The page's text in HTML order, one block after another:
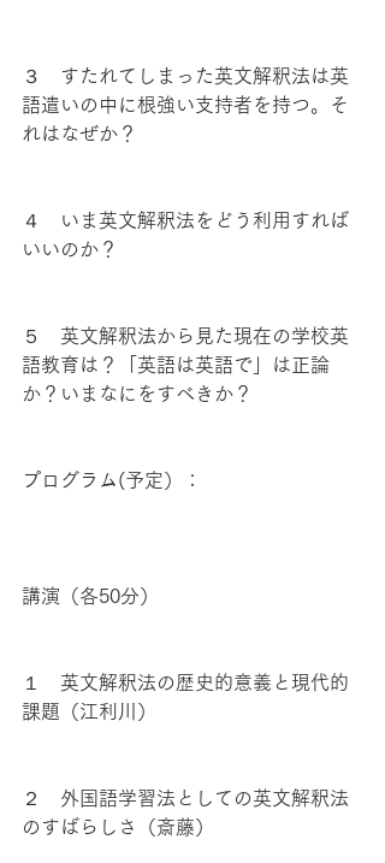
３　すたれてしまった英文解釈法は英
語遣いの中に根強い支持者を持つ。そ
れはなぜか？
４　いま英文解釈法をどう利用すれば
いいのか？
５　英文解釈法から見た現在の学校英
語教育は？「英語は英語で」は正論
か？いまなにをすべきか？
プログラム(予定）：
講演（各50分）
１　英文解釈法の歴史的意義と現代的
課題（江利川）
２　外国語学習法としての英文解釈法
のすばらしさ（斎藤）